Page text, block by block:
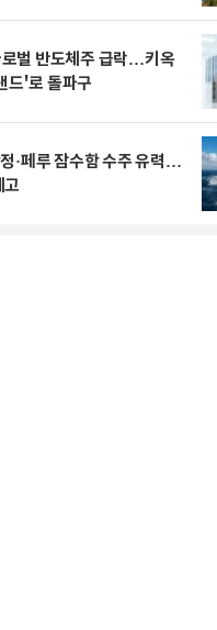
벌 반도체주 급락…키옥
드'로 돌파구
·페루 잠수함 수주 유력…
고